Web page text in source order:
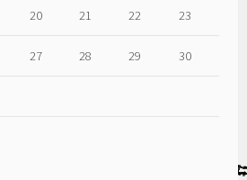
20 21 22 23
27 28 29 30